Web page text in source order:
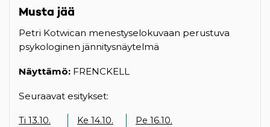
Musta jää
Petri Kotwican menestyselokuvaan perustuva
psykologinen jännitysnäytelmä
Näyttämö: FRENCKELL
Seuraavat esitykset:
Ti 13.10.
Ke 14.10.
Pe 16.10.